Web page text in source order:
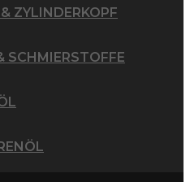
ZYLINDERKOPF
SCHMIERSTOFFE